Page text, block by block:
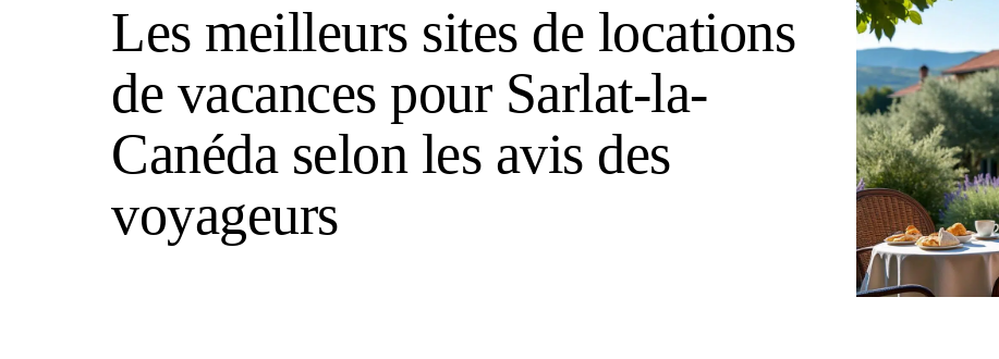
Les meilleurs sites de locations
de vacances pour Sarlat-la-
Canéda selon les avis des
voyageurs